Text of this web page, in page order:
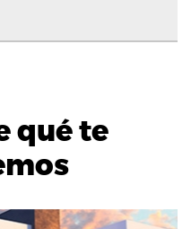
qué te